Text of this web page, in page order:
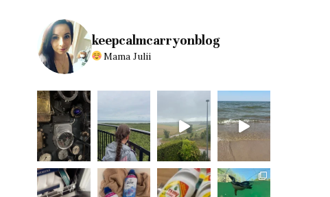
keepcalmcarryonblog
Mama Julii